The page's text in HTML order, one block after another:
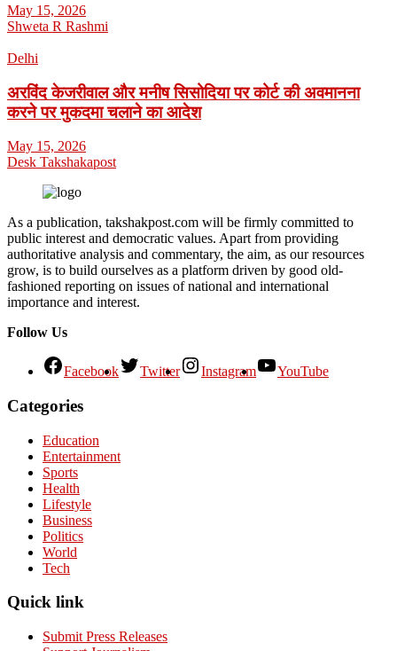
May 15, 2026
Shweta R Rashmi
Delhi
अरविंद केजरीवाल और मनीष सिसोदिया पर कोर्ट की अवमानना
करने पर मुकदमा चलाने का आदेश
May 15, 2026
Desk Takshakapost
As a publication, takshakpost.com will be firmly committed to
public interest and democratic values. Apart from providing
authoritative analysis and commentary, the aim, as our resources
grow, is to build ourselves as a platform driven by good old-
fashioned reporting on issues of national and international
importance and interest.
Follow Us
Facebook Twitter Instagram YouTube
Categories
Education
Entertainment
Sports
Health
Lifestyle
Business
Politics
World
Tech
Quick link
Submit Press Releases